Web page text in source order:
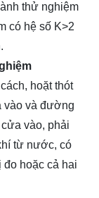
thử nghiệm
có hệ số K>2
hoặt thót
vào và đường
vào, phải
từ nước, có
hoặc cả hai